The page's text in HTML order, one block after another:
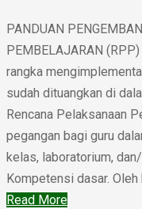
PANDUAN
PEMBELAJARAN
rangka
sudah dituangkan di
Rencana Pelaksanaan
pegangan bagi guru
kelas, laboratorium,
Kompetensi dasar. Oleh
Read More